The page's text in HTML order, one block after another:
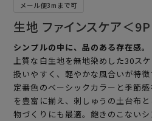
メール便3mまで可
生地 ファインスケア＜
シンプルの中に、品のある存在感。
上質な白生地を無地染めした30ス
扱いやすく、軽やかな風合いが特徴
定番色のベーシックカラーと季節
を豊富に揃え、刺しゅうの土台布
物づくりにも最適。飽きのこない